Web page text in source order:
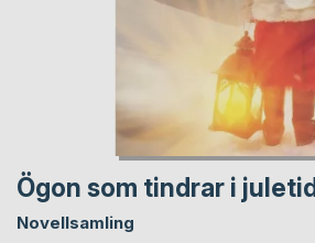
Ögon som tindrar i juletid
Novellsamling